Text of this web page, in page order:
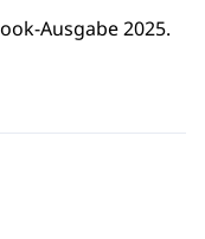
Ausgabe 2025.